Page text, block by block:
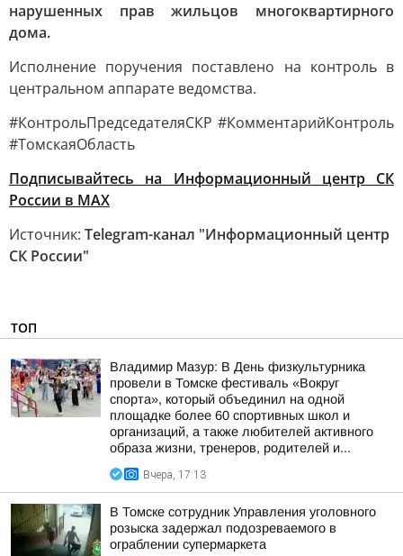
нарушенных прав жильцов многоквартирного
дома.
Исполнение поручения поставлено на контроль в
центральном аппарате ведомства.
#КонтрольПредседателяСКР #КомментарийКонтроль
#ТомскаяОбласть
Подписывайтесь на Информационный центр СК
России в MAХ
Источник: Telegram-канал "Информационный центр
СК России"
ТОП
Владимир Мазур: В День физкультурника
провели в Томске фестиваль «Вокруг
спорта», который объединил на одной
площадке более 60 спортивных школ и
организаций, а также любителей активного
образа жизни, тренеров, родителей и...
Вчера, 17:13
В Томске сотрудник Управления уголовного
розыска задержал подозреваемого в
ограблении супермаркета